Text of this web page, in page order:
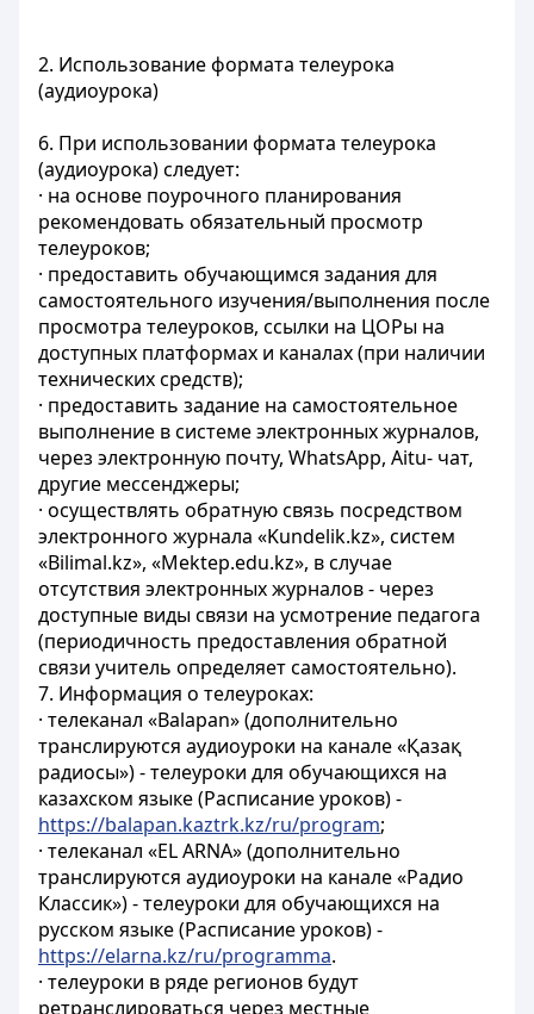
2. Использование формата телеурока
(аудиоурока)
6. При использовании формата телеурока
(аудиоурока) следует:
· на основе поурочного планирования
рекомендовать обязательный просмотр
телеуроков;
· предоставить обучающимся задания для
самостоятельного изучения/выполнения после
просмотра телеуроков, ссылки на ЦОРы на
доступных платформах и каналах (при наличии
технических средств);
· предоставить задание на самостоятельное
выполнение в системе электронных журналов,
через электронную почту, WhatsApp, Aitu- чат,
другие мессенджеры;
· осуществлять обратную связь посредством
электронного журнала «Kundelik.kz», систем
«Bilimal.kz», «Mektep.edu.kz», в случае
отсутствия электронных журналов - через
доступные виды связи на усмотрение педагога
(периодичность предоставления обратной
связи учитель определяет самостоятельно).
7. Информация о телеуроках:
· телеканал «Balapan» (дополнительно
транслируются аудиоуроки на канале «Қазақ
радиосы») - телеуроки для обучающихся на
казахском языке (Расписание уроков) -
https://balapan.kaztrk.kz/ru/program;
· телеканал «EL ARNA» (дополнительно
транслируются аудиоуроки на канале «Радио
Классик») - телеуроки для обучающихся на
русском языке (Расписание уроков) -
https://elarna.kz/ru/programma.
· телеуроки в ряде регионов будут
ретранслироваться через местные